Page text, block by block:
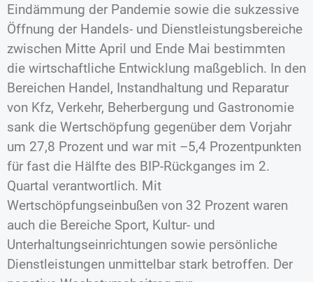
Eindämmung der Pandemie sowie die sukzessive
Öffnung der Handels- und Dienstleistungsbereiche
zwischen Mitte April und Ende Mai bestimmten
die wirtschaftliche Entwicklung maßgeblich. In den
Bereichen Handel, Instandhaltung und Reparatur
von Kfz, Verkehr, Beherbergung und Gastronomie
sank die Wertschöpfung gegenüber dem Vorjahr
um 27,8 Prozent und war mit –5,4 Prozentpunkten
für fast die Hälfte des BIP-Rückganges im 2.
Quartal verantwortlich. Mit
Wertschöpfungseinbußen von 32 Prozent waren
auch die Bereiche Sport, Kultur- und
Unterhaltungseinrichtungen sowie persönliche
Dienstleistungen unmittelbar stark betroffen. Der